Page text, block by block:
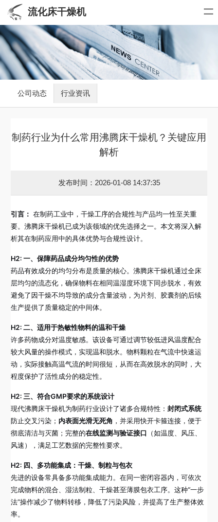
流化床干燥机
公司动态 行业资讯
制药行业为什么常用沸腾床干燥机？关键应用
解析
发布时间：2026-01-08 14:37:35
引言： 在制药工业中，干燥工序的合规性与产品均一性至关重
要。沸腾床干燥机已成为该领域的优先选择之一。本文将深入解
析其在制药应用中的具体优势与合规性设计。
H2: 一、保障药品成分均匀性的优势
药品有效成分的均匀分布是质量的核心。沸腾床干燥机通过全床
层均匀的流态化，确保物料在相同温湿度环境下同步脱水，有效
避免了因干燥不均导致的成分含量波动，为片剂、胶囊剂的后续
生产提供了质量稳定的中间体。
H2: 二、适用于热敏性物料的温和干燥
许多药物成分对温度敏感。该设备可通过调节较低进风温度配合
较大风量的操作模式，实现温和脱水。物料颗粒在气流中快速运
动，实际接触高温气流的时间很短，从而在高效脱水的同时，大
程度保护了活性成分的稳定性。
H2: 三、符合GMP要求的系统设计
现代沸腾床干燥机为制药行业设计了诸多合规特性：封闭式系统
防止交叉污染； 内表面光滑无死角 ，并采用快开卡箍连接，便于
彻底清洁与灭菌；完整的在线监测与验证接口 （如温度、风压、
风速），满足工艺数据的完整性要求。
H2: 四、多功能集成：干燥、制粒与包衣
先进的设备常具备多功能集成能力。在同一密闭容器内，可依次
完成物料的混合、湿法制粒、干燥甚至薄膜包衣工序。这种“一步
法”操作减少了物料转移，降低了污染风险，并提高了生产整体效
率。